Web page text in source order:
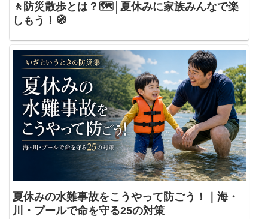
🚶防災散歩とは？🗺️│夏休みに家族みんなで楽
しもう！🧭
夏休みの水難事故をこうやって防ごう！｜海・
川・プールで命を守る25の対策